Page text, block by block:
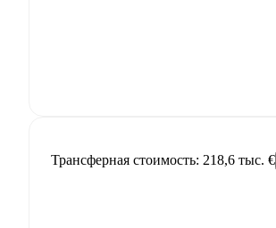
Трансферная стоимость: 218,6 тыс. €